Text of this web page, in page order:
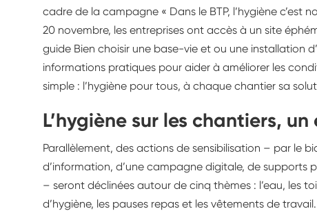
cadre de la campagne « Dans le BTP, l’hygiène c’est
20 novembre, les entreprises ont accès à un site
guide Bien choisir une base-vie et ou une installation
informations pratiques pour aider à améliorer les
simple : l’hygiène pour tous, à chaque chantier sa
L’hygiène sur les chantiers,
Parallèlement, des actions de sensibilisation – par le
d’information, d’une campagne digitale, de supports
– seront déclinées autour de cinq thèmes : l’eau, les
d’hygiène, les pauses repas et les vêtements de